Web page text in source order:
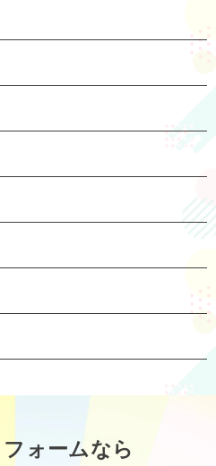
ォームなら